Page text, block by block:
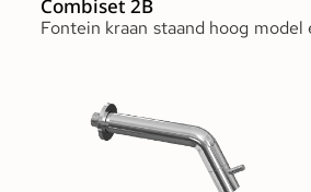
Combiset 2B
Fontein kraan staand hoog model